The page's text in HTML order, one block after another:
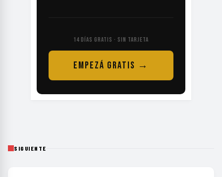
14 DÍAS GRATIS · SIN TARJETA
EMPEZÁ GRATIS →
SIGUIENTE